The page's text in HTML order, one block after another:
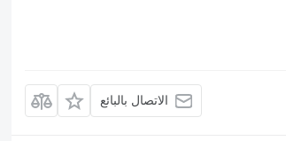
الاتصال بالبائع